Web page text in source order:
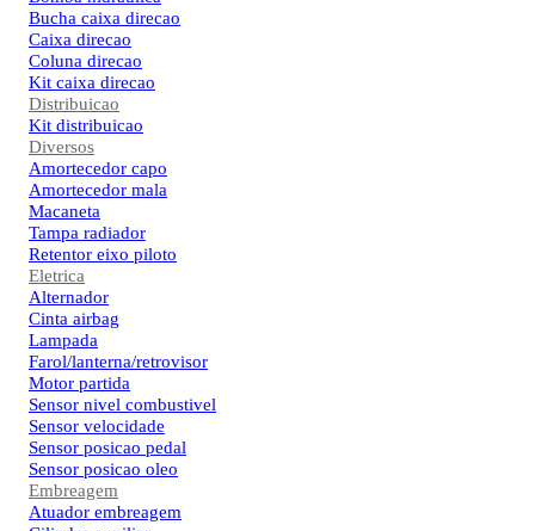
Bucha caixa direcao
Caixa direcao
Coluna direcao
Kit caixa direcao
Distribuicao
Kit distribuicao
Diversos
Amortecedor capo
Amortecedor mala
Macaneta
Tampa radiador
Retentor eixo piloto
Eletrica
Alternador
Cinta airbag
Lampada
Farol/lanterna/retrovisor
Motor partida
Sensor nivel combustivel
Sensor velocidade
Sensor posicao pedal
Sensor posicao oleo
Embreagem
Atuador embreagem